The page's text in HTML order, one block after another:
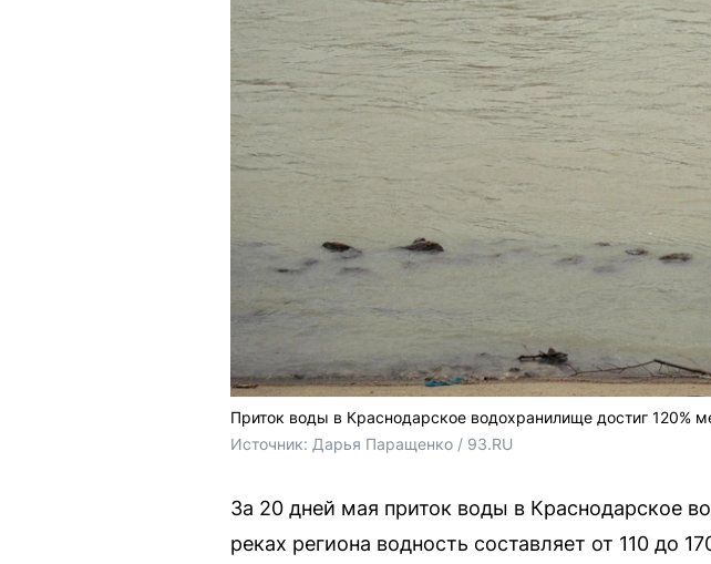
Приток воды в Краснодарское водохранилище достиг 120%
Источник: Дарья Паращенко / 93.RU
За 20 дней мая приток воды в Краснодарское
реках региона водность составляет от 110 до